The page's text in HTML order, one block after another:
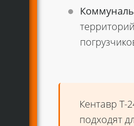
Кентавр Т-
подходят